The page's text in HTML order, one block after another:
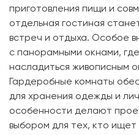
приготовления пищи и
отдельная гостиная
встреч и отдыха. Особое
с панорамными окнами,
насладиться живописным
Гардеробные комнаты
для хранения одежды и
особенности делают
выбором для тех, кто